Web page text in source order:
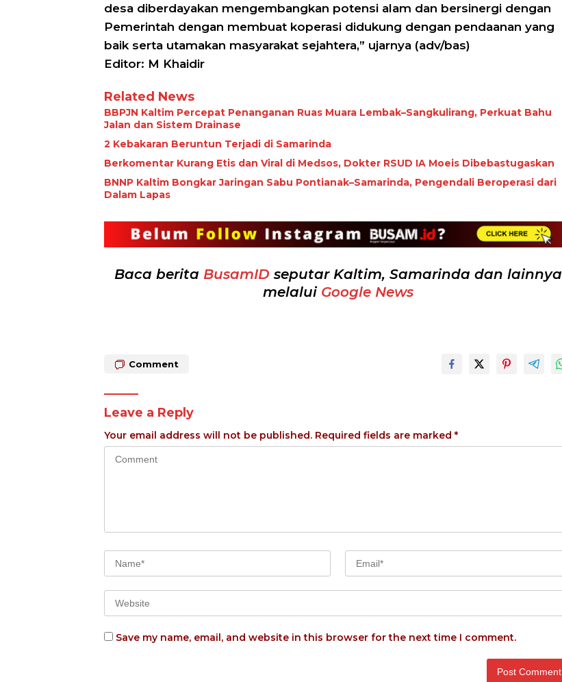
desa diberdayakan mengembangkan potensi alam dan bersinergi dengan
Pemerintah dengan membuat koperasi didukung dengan pendaanan yang
baik serta utamakan masyarakat sejahtera,” ujarnya (adv/bas)
Editor: M Khaidir
Related News
BBPJN Kaltim Percepat Penanganan Ruas Muara Lembak–Sangkulirang, Perkuat Bahu
Jalan dan Sistem Drainase
2 Kebakaran Beruntun Terjadi di Samarinda
Berkomentar Kurang Etis dan Viral di Medsos, Dokter RSUD IA Moeis Dibebastugaskan
BNNP Kaltim Bongkar Jaringan Sabu Pontianak–Samarinda, Pengendali Beroperasi dari
Dalam Lapas
Baca berita BusamID seputar Kaltim, Samarinda dan lainnya
melalui Google News
Comment
Leave a Reply
Your email address will not be published. Required fields are marked *
Save my name, email, and website in this browser for the next time I comment.